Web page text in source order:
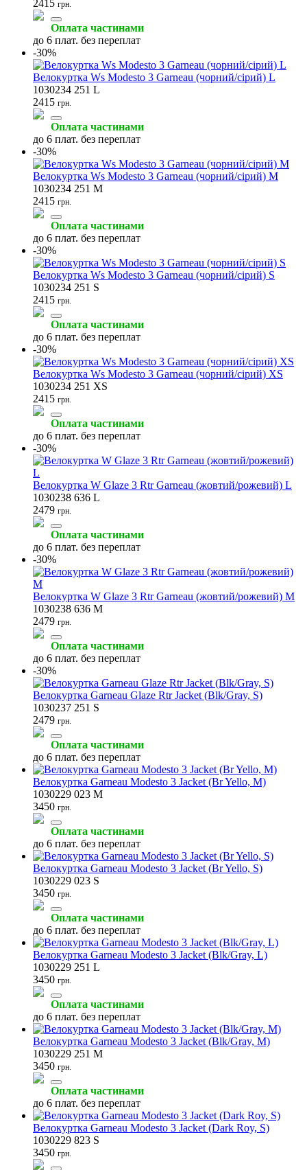
2415 грн.
Оплата частинами
до 6 плат. без переплат
-30%
Велокуртка Ws Modesto 3 Garneau (чорний/сірий) L
1030234 251 L
2415 грн.
Оплата частинами
до 6 плат. без переплат
-30%
Велокуртка Ws Modesto 3 Garneau (чорний/сірий) M
1030234 251 M
2415 грн.
Оплата частинами
до 6 плат. без переплат
-30%
Велокуртка Ws Modesto 3 Garneau (чорний/сірий) S
1030234 251 S
2415 грн.
Оплата частинами
до 6 плат. без переплат
-30%
Велокуртка Ws Modesto 3 Garneau (чорний/сірий) XS
1030234 251 XS
2415 грн.
Оплата частинами
до 6 плат. без переплат
-30%
Велокуртка W Glaze 3 Rtr Garneau (жовтий/рожевий) L
1030238 636 L
2479 грн.
Оплата частинами
до 6 плат. без переплат
-30%
Велокуртка W Glaze 3 Rtr Garneau (жовтий/рожевий) M
1030238 636 M
2479 грн.
Оплата частинами
до 6 плат. без переплат
-30%
Велокуртка Garneau Glaze Rtr Jacket (Blk/Gray, S)
1030237 251 S
2479 грн.
Оплата частинами
до 6 плат. без переплат
Велокуртка Garneau Modesto 3 Jacket (Br Yello, M)
1030229 023 M
3450 грн.
Оплата частинами
до 6 плат. без переплат
Велокуртка Garneau Modesto 3 Jacket (Br Yello, S)
1030229 023 S
3450 грн.
Оплата частинами
до 6 плат. без переплат
Велокуртка Garneau Modesto 3 Jacket (Blk/Gray, L)
1030229 251 L
3450 грн.
Оплата частинами
до 6 плат. без переплат
Велокуртка Garneau Modesto 3 Jacket (Blk/Gray, M)
1030229 251 M
3450 грн.
Оплата частинами
до 6 плат. без переплат
Велокуртка Garneau Modesto 3 Jacket (Dark Roy, S)
1030229 823 S
3450 грн.